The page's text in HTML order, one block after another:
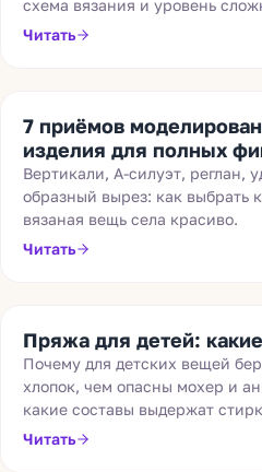
схема вязания и уровень
Читать
7 приёмов
изделия для полных
Вертикали, А-силуэт, реглан,
образный вырез: как выбрать
вязаная вещь села красиво.
Читать
Пряжа для детей:
Почему для детских вещей
хлопок, чем опасны мохер и
какие составы выдержат
Читать